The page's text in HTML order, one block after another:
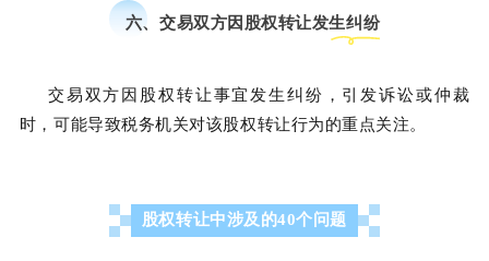
六、交易双方因股权转让发生纠纷
交易双方因股权转让事宜发生纠纷，引发诉讼或仲裁
时，可能导致税务机关对该股权转让行为的重点关注。
股权转让中涉及的40个问题